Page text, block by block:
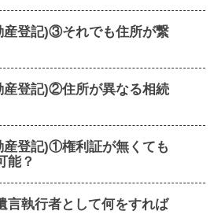
登記)③それでも住所が繋
登記)②住所が異なる相続
登記)①権利証が無くても
能？
言執行者として何をすれば